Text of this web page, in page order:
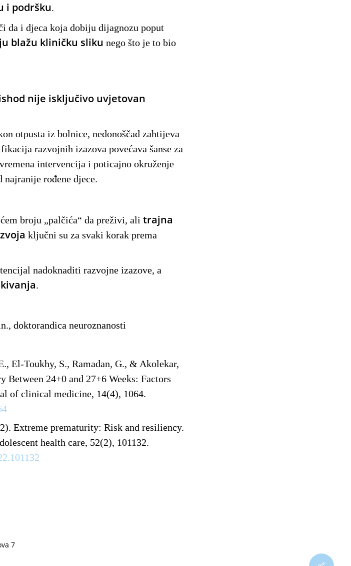
i podršku.
da i djeca koja dobiju dijagnozu poput
blažu kliničku sliku nego što je to bio
nije isključivo uvjetovan
otpusta iz bolnice, nedonoščad zahtijeva
razvojnih izazova povećava šanse za
intervencija i poticajno okruženje
najranije rođene djece.
broju „palčića“ da preživi, ali trajna
ključni su za svaki korak prema
nadoknaditi razvojne izazove, a
.
doktorandica neuroznanosti
El-Toukhy, S., Ramadan, G., & Akolekar,
Between 24+0 and 27+6 Weeks: Factors
of clinical medicine, 14(4), 1064.
Extreme prematurity: Risk and resiliency.
health care, 52(2), 101132.
7